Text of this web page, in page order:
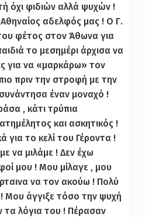
όχι φιδιών αλλά ψυχών !
αδελφός μας ! Ο Γ.
φέτος στον Άθωνα για
το μεσημέρι άρχισα να
για να «μαρκάρω» τον
πριν την στροφή με την
έναν μοναχό !
, κάτι τρύπια
και ασκητικός !
για το κελί του Γέροντα !
να μιλάμε ! Δεν έχω
μου ! Μου μίλαγε , μου
να τον ακούω ! Πολύ
Μου άγγιξε τόσο την ψυχή
λόγια του ! Πέρασαν